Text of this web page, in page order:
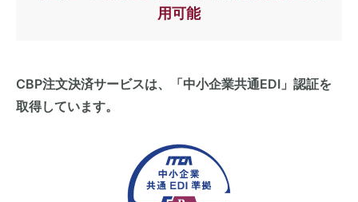
用可能
CBP注文決済サービスは、「中小企業共通EDI」認証を
取得しています。